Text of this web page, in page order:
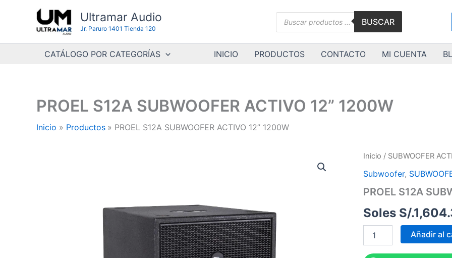
contenido
Ultramar Audio
Jr. Paruro 1401 Tienda 120
Búsqueda
BUSCAR
CATÁLOGO POR CATEGORÍAS INICIO PRODUCTOS CONTACTO MI CUENTA
PROEL S12A SUBWOOFER ACTIVO 12” 1200W
Inicio Productos PROEL S12A SUBWOOFER ACTIVO 12” 1200W
Inicio / SUBWOOFER
Subwoofer,
PROEL S12A
Soles S/.
PROEL
SUBWOOFER
12”
cantidad
Añadir al